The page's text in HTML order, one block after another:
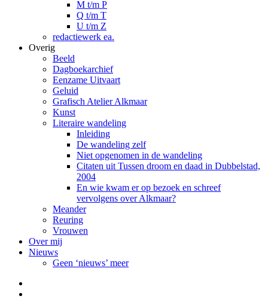
M t/m P
Q t/m T
U t/m Z
redactiewerk ea.
Overig
Beeld
Dagboekarchief
Eenzame Uitvaart
Geluid
Grafisch Atelier Alkmaar
Kunst
Literaire wandeling
Inleiding
De wandeling zelf
Niet opgenomen in de wandeling
Citaten uit Tussen droom en daad in Dubbelstad,
2004
En wie kwam er op bezoek en schreef
vervolgens over Alkmaar?
Meander
Reuring
Vrouwen
Over mij
Nieuws
Geen ‘nieuws’ meer